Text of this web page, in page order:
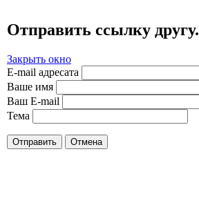
Отправить ссылку другу.
Закрыть окно
E-mail адресата
Ваше имя
Ваш E-mail
Тема
Отправить Отмена